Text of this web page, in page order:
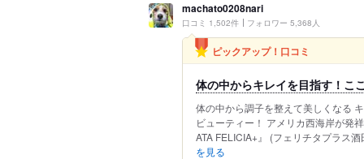
machato0208nari
口コミ 1,502件 フォロワー 5,368人
ピックアップ！口コミ
体の中からキレイを目指す！こ
体の中から調子を整えて美しくなる
ビューティー！ アメリカ西海岸が発
ATA FELICIA+』 (フェリチタプラス
を見る